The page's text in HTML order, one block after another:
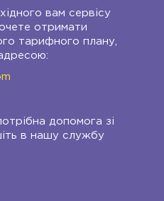
вам сервісу
отримати
тарифного плану,
допомога зі
в нашу службу